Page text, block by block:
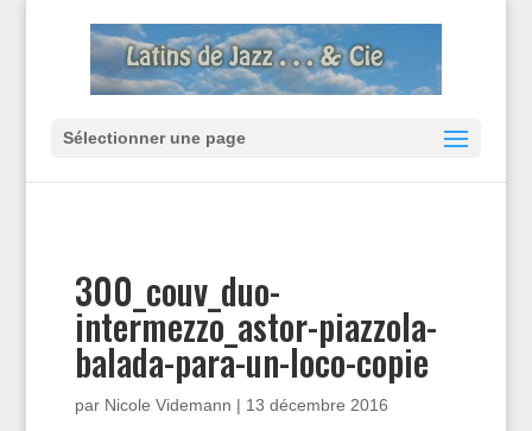
Sélectionner une page
300_couv_duo-
intermezzo_astor-piazzola-
balada-para-un-loco-copie
par Nicole Videmann | 13 décembre 2016